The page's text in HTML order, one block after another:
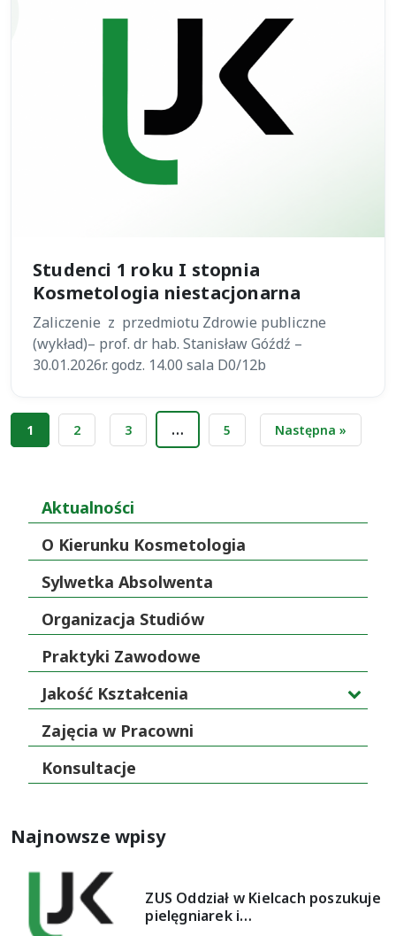
Studenci 1 roku I stopnia
Kosmetologia niestacjonarna
Zaliczenie z przedmiotu Zdrowie publiczne
(wykład)– prof. dr hab. Stanisław Góźdź –
30.01.2026r. godz. 14.00 sala D0/12b
Stronicowanie
1 2 3 … 5 Następna »
Aktualności
O Kierunku Kosmetologia
Sylwetka Absolwenta
Organizacja Studiów
Praktyki Zawodowe
Jakość Kształcenia
Zajęcia w Pracowni
Konsultacje
Najnowsze wpisy
ZUS Oddział w Kielcach poszukuje
pielęgniarek i…